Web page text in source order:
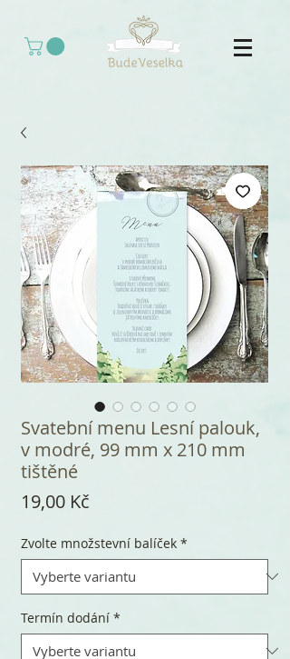
Svatební menu Lesní palouk,
v modré, 99 mm x 210 mm
tištěné
19,00 Kč
Zvolte množstevní balíček *
Termín dodání *